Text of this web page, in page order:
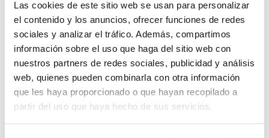
Las cookies de este sitio web se usan para personalizar
el contenido y los anuncios, ofrecer funciones de redes
sociales y analizar el tráfico. Además, compartimos
información sobre el uso que haga del sitio web con
nuestros partners de redes sociales, publicidad y análisis
web, quienes pueden combinarla con otra información
que les haya proporcionado o que hayan recopilado a
partir del uso que haya hecho de sus servicios.
11:30 h
Inauguración de los Días Europeos de la Artesanía a cargo
de la Delegada Territorial de Fomento, Vivienda, Turismo
y Comercio, Doña Mª de los Santos Córdoba Moreno.
17:00 h a 19:00 h Taller: